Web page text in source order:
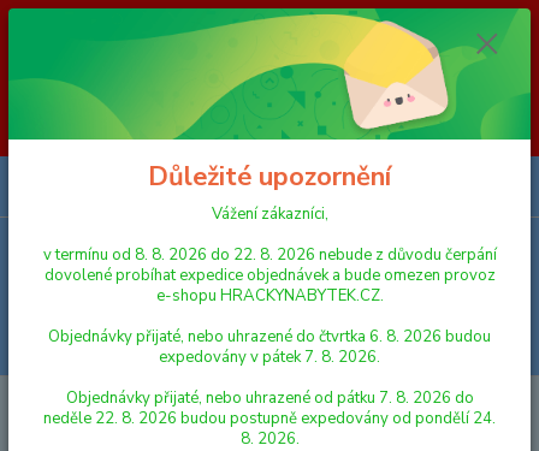
Vážení zákazníci, v termínu od 8. 8. 2026 do 23. 8. 2026 nebude z
důvodu čerpání dovolené probíhat expedice objednávek a bude omezen
provoz e-shopu HRACKYNABYTEK.CZ. Objednávky přijaté, nebo
uhrazené do čtvrtka 6. 8. 2026 budou expedovány v pátek 7. 8. 2026.
Objednávky přijaté, nebo uhrazené od pátku 7. 8. 2026 do neděle 23. 8.
2026 budou postupně expedovány od pondělí 24. 8. 2026. Děkujeme za
pochopení HRACKYNABYTEK.CZ
Menu
Hledat
LEGO LEGO® Classic
Důležité upozornění
Vážení zákazníci,
v termínu od 8. 8. 2026 do 22. 8. 2026 nebude z důvodu čerpání
dovolené probíhat expedice objednávek a bude omezen provoz
e-shopu HRACKYNABYTEK.CZ.
Objednávky přijaté, nebo uhrazené do čtvrtka 6. 8. 2026 budou
expedovány v pátek 7. 8. 2026.
Objednávky přijaté, nebo uhrazené od pátku 7. 8. 2026 do
neděle 22. 8. 2026 budou postupně expedovány od pondělí 24.
8. 2026.